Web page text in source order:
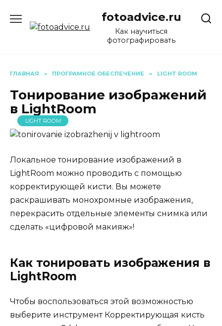
содержанию
fotoadvice.ru
Как научиться
фотографировать
ГЛАВНАЯ » ПРОГРАМНОЕ ОБЕСПЕЧЕНИЕ » LIGHT ROOM
Тонирование изображений
в LightRoom
LIGHT ROOM
Локальное тонирование изображений в
LightRoom можно проводить с помощью
корректирующей кисти. Вы можете
раскрашивать монохромные изображения,
перекрасить отдельные элементы снимка или
сделать «цифровой макияж»!
Как тонировать изображения в
LightRoom
Чтобы воспользоваться этой возможностью
выберите инструмент Корректирующая кисть